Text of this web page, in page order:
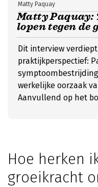
Matty Paquay:
lopen tegen de
Matty Paquay
Dit interview
praktijkperspectief:
werkelijke oorzaak
Aanvullend op het
Hoe herken
groeikracht